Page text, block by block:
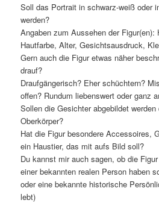
Soll das Portrait in schwarz-weiß oder
werden?
Angaben zum Aussehen der Figur(en):
Hautfarbe, Alter, Gesichtsausdruck,
Gern auch die Figur etwas näher
drauf?
Draufgängerisch? Eher schüchtern?
offen? Rundum liebenswert oder ganz
Sollen die Gesichter abgebildet werden
Oberkörper?
Hat die Figur besondere Accessoires,
ein Haustier, das mit aufs Bild soll?
Du kannst mir auch sagen, ob die
einer bekannten realen Person haben
oder eine bekannte historische
lebt)